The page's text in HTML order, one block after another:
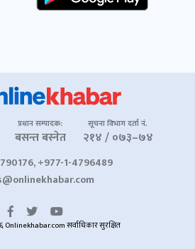
प्रधान सम्पादक:
बसन्त बस्नेत
सूचना विभाग दर्ता नं.
२१४ / ०७३–७४
+977-1-4796489
सर्वाधिकार सुरक्षित